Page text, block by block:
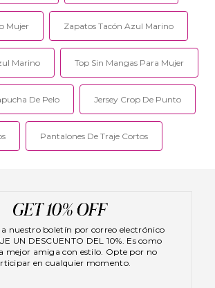
Mujer Zapatos Tacón Azul Marino
Marino Top Sin Mangas Para Mujer
De Pelo Jersey Crop De Punto
Pantalones De Traje Cortos
a nuestro boletín por correo electrónico
UN DESCUENTO DEL 10%. Es como
mejor amiga con estilo. Opte por no
en cualquier momento.